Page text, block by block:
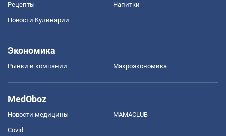
Рецепты Напитки
Новости Кулинарии
Экономика
Рынки и компании Mакроэкономика
MedOboz
Новости медицины MAMACLUB
Covid